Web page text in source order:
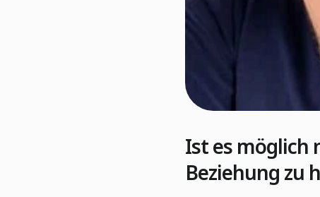
Ist es möglich
Beziehung zu